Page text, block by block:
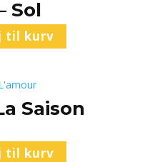
Sol
til kurv
Saison
til kurv